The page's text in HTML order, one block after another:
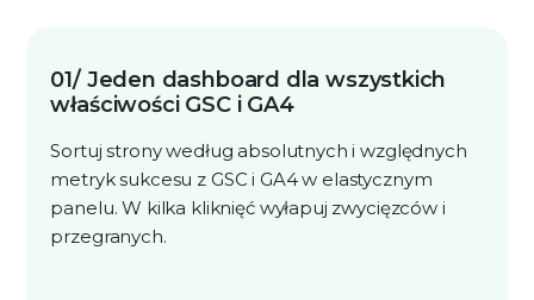
01/ Jeden dashboard dla wszystkich
właściwości GSC i GA4
Sortuj strony według absolutnych i względnych
metryk sukcesu z GSC i GA4 w elastycznym
panelu. W kilka kliknięć wyłapuj zwycięzców i
przegranych.